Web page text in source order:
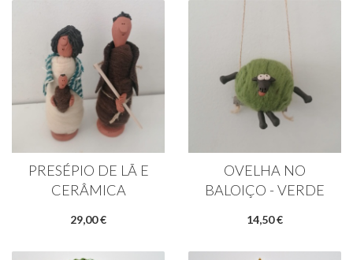
PRESÉPIO DE LÃ E
CERÂMICA
29,00 €
OVELHA NO
BALOIÇO - VERDE
14,50 €